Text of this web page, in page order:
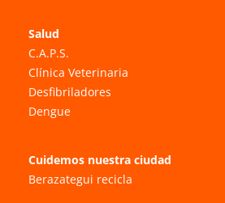
Salud
C.A.P.S.
Clínica Veterinaria
Desfibriladores
Dengue
Cuidemos nuestra ciudad
Berazategui recicla